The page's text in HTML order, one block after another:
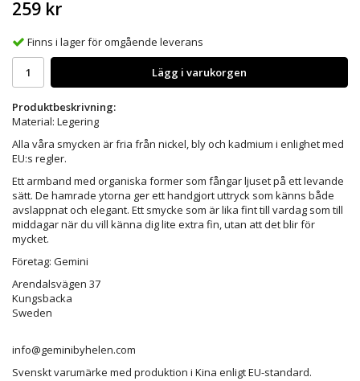
259 kr
Finns i lager för omgående leverans
Lägg i varukorgen
Produktbeskrivning:
Material: Legering
Alla våra smycken är fria från nickel, bly och kadmium i enlighet med
EU:s regler.
Ett armband med organiska former som fångar ljuset på ett levande
sätt. De hamrade ytorna ger ett handgjort uttryck som känns både
avslappnat och elegant. Ett smycke som är lika fint till vardag som till
middagar när du vill känna dig lite extra fin, utan att det blir för
mycket.
Företag: Gemini
Arendalsvägen 37
Kungsbacka
Sweden
info@geminibyhelen.com
Svenskt varumärke med produktion i Kina enligt EU-standard.